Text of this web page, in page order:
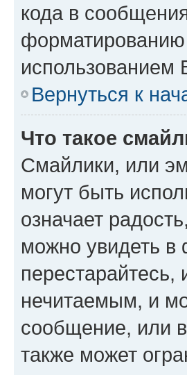
кода в
использованием
Вернуться к
Что такое
Смайлики, или
могут быть
означает
можно увидеть
перестарайтесь,
нечитаемым, и
сообщение, или
также может